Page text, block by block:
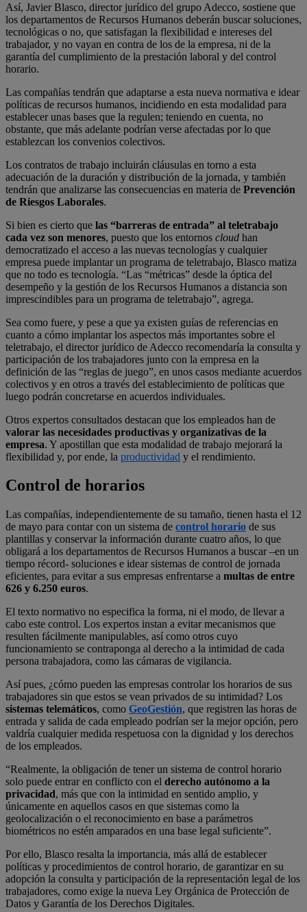
Así, Javier Blasco, director jurídico del grupo Adecco, sostiene que
los departamentos de Recursos Humanos deberán buscar soluciones,
tecnológicas o no, que satisfagan la flexibilidad e intereses del
trabajador, y no vayan en contra de los de la empresa, ni de la
garantía del cumplimiento de la prestación laboral y del control
horario.
Las compañías tendrán que adaptarse a esta nueva normativa e idear
políticas de recursos humanos, incidiendo en esta modalidad para
establecer unas bases que la regulen; teniendo en cuenta, no
obstante, que más adelante podrían verse afectadas por lo que
establezcan los convenios colectivos.
Los contratos de trabajo incluirán cláusulas en torno a esta
adecuación de la duración y distribución de la jornada, y también
tendrán que analizarse las consecuencias en materia de Prevención
de Riesgos Laborales.
Si bien es cierto que las “barreras de entrada” al teletrabajo
cada vez son menores, puesto que los entornos cloud han
democratizado el acceso a las nuevas tecnologías y cualquier
empresa puede implantar un programa de teletrabajo, Blasco matiza
que no todo es tecnología. “Las “métricas” desde la óptica del
desempeño y la gestión de los Recursos Humanos a distancia son
imprescindibles para un programa de teletrabajo”, agrega.
Sea como fuere, y pese a que ya existen guías de referencias en
cuanto a cómo implantar los aspectos más importantes sobre el
teletrabajo, el director jurídico de Adecco recomendaría la consulta y
participación de los trabajadores junto con la empresa en la
definición de las “reglas de juego”, en unos casos mediante acuerdos
colectivos y en otros a través del establecimiento de políticas que
luego podrán concretarse en acuerdos individuales.
Otros expertos consultados destacan que los empleados han de
valorar las necesidades productivas y organizativas de la
empresa. Y apostillan que esta modalidad de trabajo mejorará la
flexibilidad y, por ende, la productividad y el rendimiento.
Control de horarios
Las compañías, independientemente de su tamaño, tienen hasta el 12
de mayo para contar con un sistema de control horario de sus
plantillas y conservar la información durante cuatro años, lo que
obligará a los departamentos de Recursos Humanos a buscar –en un
tiempo récord- soluciones e idear sistemas de control de jornada
eficientes, para evitar a sus empresas enfrentarse a multas de entre
626 y 6.250 euros.
El texto normativo no especifica la forma, ni el modo, de llevar a
cabo este control. Los expertos instan a evitar mecanismos que
resulten fácilmente manipulables, así como otros cuyo
funcionamiento se contraponga al derecho a la intimidad de cada
persona trabajadora, como las cámaras de vigilancia.
Así pues, ¿cómo pueden las empresas controlar los horarios de sus
trabajadores sin que estos se vean privados de su intimidad? Los
sistemas telemáticos, como GeoGestión, que registren las horas de
entrada y salida de cada empleado podrían ser la mejor opción, pero
valdría cualquier medida respetuosa con la dignidad y los derechos
de los empleados.
“Realmente, la obligación de tener un sistema de control horario
solo puede entrar en conflicto con el derecho autónomo a la
privacidad, más que con la intimidad en sentido amplio, y
únicamente en aquellos casos en que sistemas como la
geolocalización o el reconocimiento en base a parámetros
biométricos no estén amparados en una base legal suficiente”.
Por ello, Blasco resalta la importancia, más allá de establecer
políticas y procedimientos de control horario, de garantizar en su
adopción la consulta y participación de la representación legal de los
trabajadores, como exige la nueva Ley Orgánica de Protección de
Datos y Garantía de los Derechos Digitales.